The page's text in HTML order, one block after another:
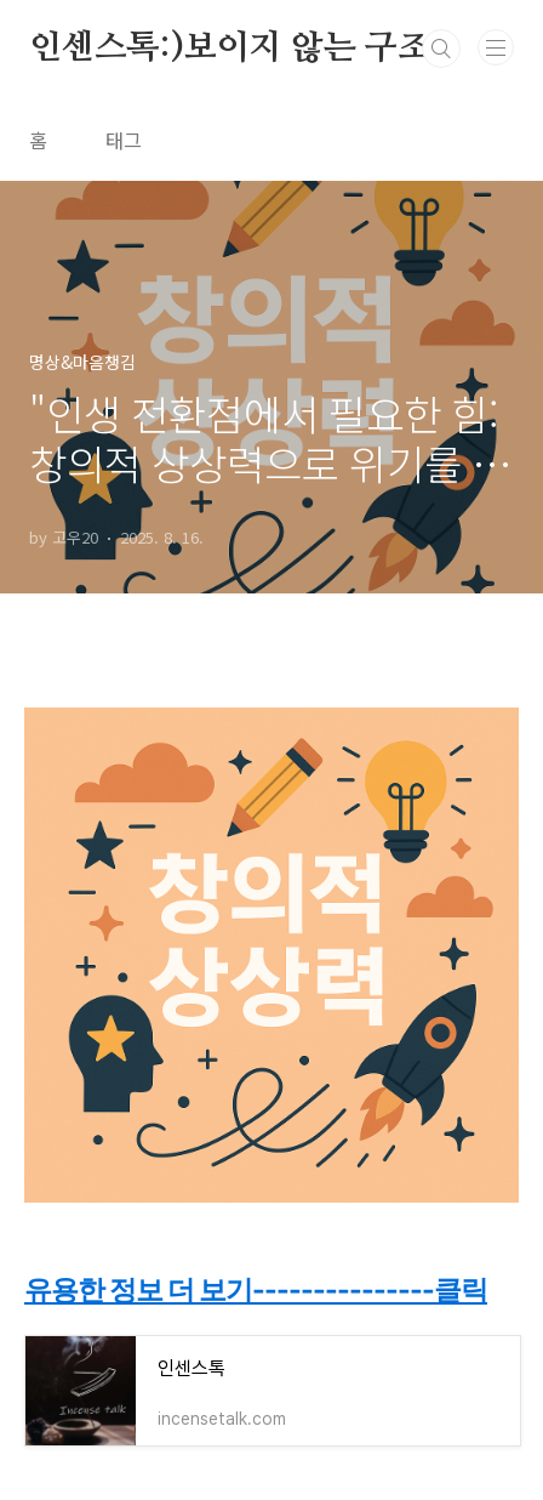
인센스톡:)보이지 않는 구조
홈 태그
명상&마음챙김
"인생 전환점에서 필요한 힘:
창의적 상상력으로 위기를 기
회로 바꾸는 법"
by 고우20 2025. 8. 16.
유용한 정보 더 보기---------------클릭
인센스톡
incensetalk.com